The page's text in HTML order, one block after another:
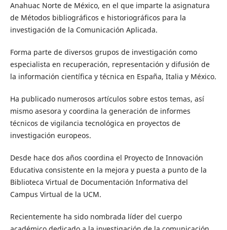
Anahuac Norte de México, en el que imparte la asignatura
de Métodos bibliográficos e historiográficos para la
investigación de la Comunicación Aplicada.
Forma parte de diversos grupos de investigación como
especialista en recuperación, representación y difusión de
la información científica y técnica en España, Italia y México.
Ha publicado numerosos artículos sobre estos temas, así
mismo asesora y coordina la generación de informes
técnicos de vigilancia tecnológica en proyectos de
investigación europeos.
Desde hace dos años coordina el Proyecto de Innovación
Educativa consistente en la mejora y puesta a punto de la
Biblioteca Virtual de Documentación Informativa del
Campus Virtual de la UCM.
Recientemente ha sido nombrada líder del cuerpo